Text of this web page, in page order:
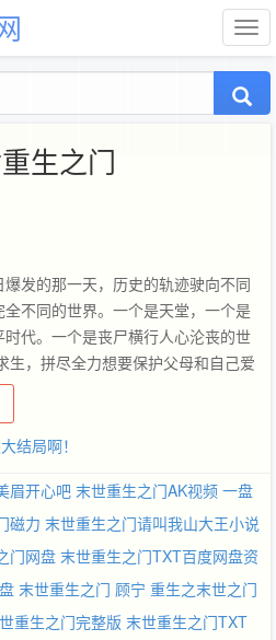
生之门
发的那一天，历史的轨迹驶向不同
不同的世界。一个是天堂，一个是
代。一个是丧尸横行人心沦丧的世
生，拼尽全力想要保护父母和自己爱
在一个奇异的空间醒来。一个空
再开一次是末世。公告：~~~~保证
时间都会在微博上面说哒。
结局啊！
眉开心吧 末世重生之门AK视频 一盘
磁力 末世重生之门请叫我山大王小说
门网盘 末世重生之门TXT百度网盘资
末世重生之门 顾宁 重生之末世之门
重生之门完整版 末世重生之门TXT